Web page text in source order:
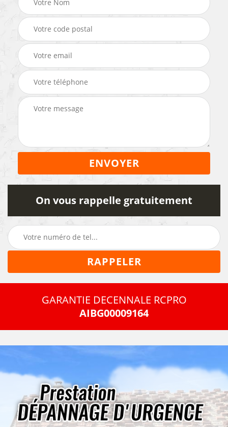
On vous rappelle gratuitement
GARANTIE DECENNALE RCPRO
AIBG00009164